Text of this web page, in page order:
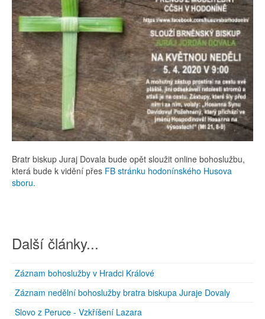
Bratr biskup Juraj Dovala bude opět sloužit online bohoslužbu,
která bude k vidění přes FB stránku hodonínského Husova
sboru.
Další články...
Záznam bohoslužby v Hradci Králové
Záznam nedělní bohoslužby bratra biskupa Juraje Dovaly
Slovo z Peruce - Vzkříšení Lazara